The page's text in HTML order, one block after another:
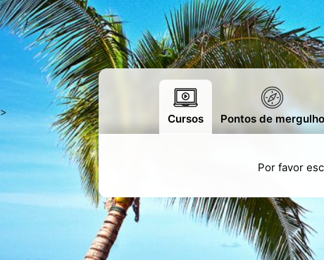
>
Cursos Pontos de mergulho